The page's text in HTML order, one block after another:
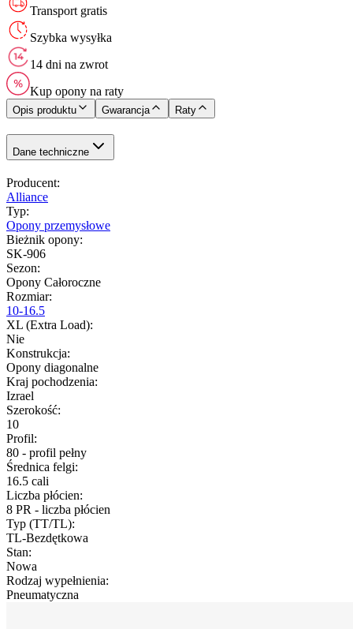
Transport gratis
Szybka wysyłka
14 dni na zwrot
Kup opony na raty
Opis produktu Gwarancja Raty
Dane techniczne
Producent:
Alliance
Typ:
Opony przemysłowe
Bieżnik opony:
SK-906
Sezon:
Opony Całoroczne
Rozmiar:
10-16.5
XL (Extra Load):
Nie
Konstrukcja:
Opony diagonalne
Kraj pochodzenia:
Izrael
Szerokość:
10
Profil:
80 - profil pełny
Średnica felgi:
16.5 cali
Liczba płócien:
8 PR - liczba płócien
Typ (TT/TL):
TL-Bezdętkowa
Stan:
Nowa
Rodzaj wypełnienia:
Pneumatyczna